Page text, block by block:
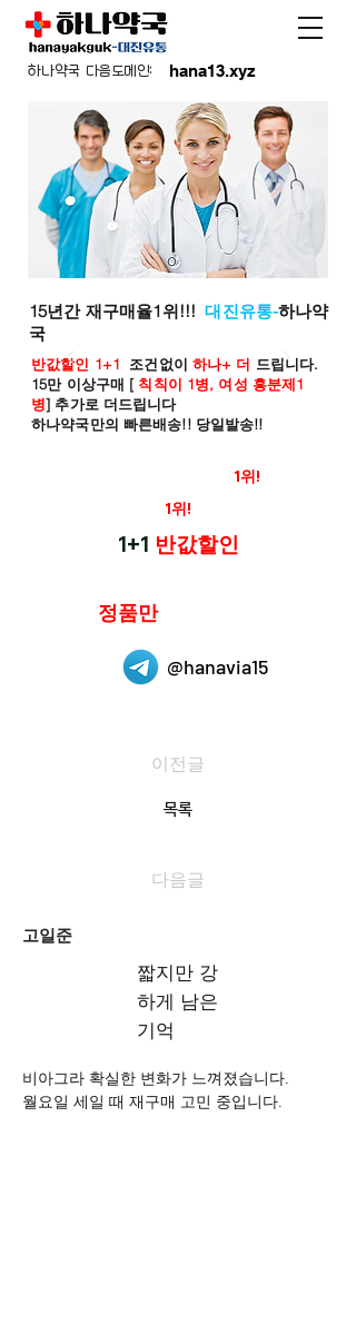
hana13.xyz
하나약국 다음도메인:
15년간 재구매율1위!!!대진유통-하나약
국
반값할인 1+1 조건없이 하나+ 더 드립니다.
15만 이상구매 [ 칙칙이 1병, 여성 흥분제1
병] 추가로 더드립니다
하나약국만의 빠른배송!! 당일발송!!
1위!
1위!
1+1 반값할인
정품만
@hanavia15
이전글
목록
다음글
고일준
짧지만 강
하게 남은
기억
비아그라 확실한 변화가 느껴졌습니다.
월요일 세일 때 재구매 고민 중입니다.